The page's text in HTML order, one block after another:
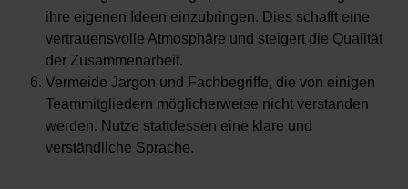
ihre eigenen Ideen einzubringen. Dies schafft eine
vertrauensvolle Atmosphäre und steigert die Qualität
der Zusammenarbeit.
Vermeide Jargon und Fachbegriffe, die von einigen
Teammitgliedern möglicherweise nicht verstanden
werden. Nutze stattdessen eine klare und
verständliche Sprache.